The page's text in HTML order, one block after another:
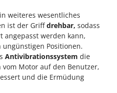
weiteres wesentliches
ist der Griffdrehbar, sodass
angepasst werden kann,
Positionen.
Antivibrationssystem die
Motor auf den Benutzer,
und die Ermüdung